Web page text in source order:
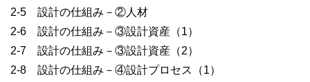
2-5 設計の仕組み－②人材
2-6 設計の仕組み－③設計資産（1）
2-7 設計の仕組み－③設計資産（2）
2-8 設計の仕組み－④設計プロセス（1）